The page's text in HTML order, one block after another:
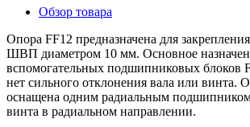
Обзор товара
Опора FF12 предназначена для
ШВП диаметром 10 мм. Основное
вспомогательных подшипниковых блоков
нет сильного отклонения вала или винта.
оснащена одним радиальным
винта в радиальном направлении.